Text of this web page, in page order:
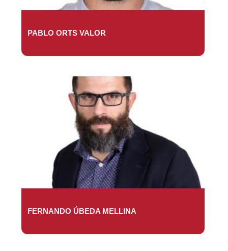
PABLO ORTS VALOR
FERNANDO ÚBEDA MELLINA